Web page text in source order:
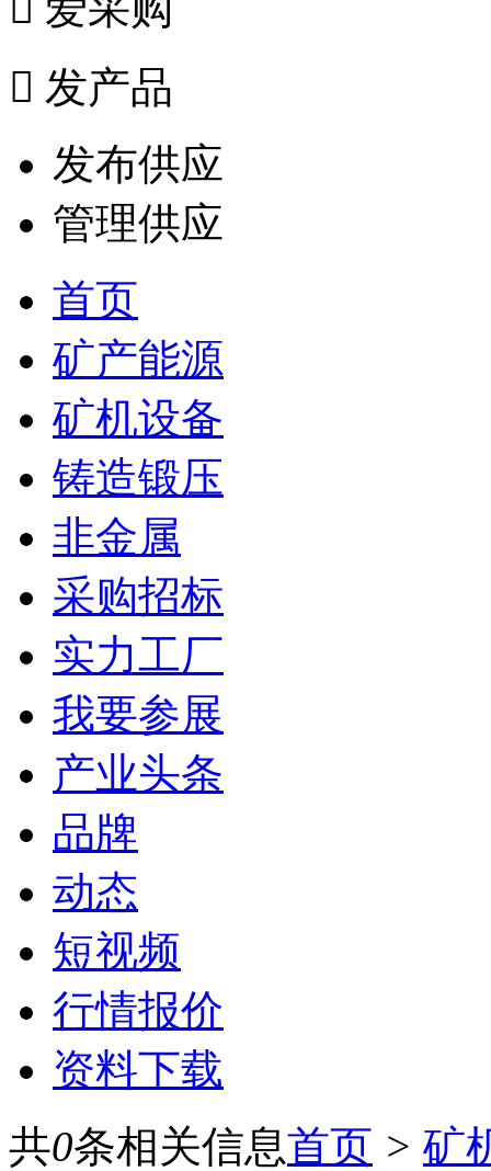
 发产品
发布供应
管理供应
首页
矿产能源
矿机设备
铸造锻压
非金属
采购招标
实力工厂
我要参展
产业头条
品牌
动态
短视频
行情报价
资料下载
共0条相关信息首页 > 矿